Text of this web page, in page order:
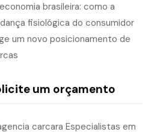
brasileira: como a
fisiológica do consumidor
um novo posicionamento de
um orçamento